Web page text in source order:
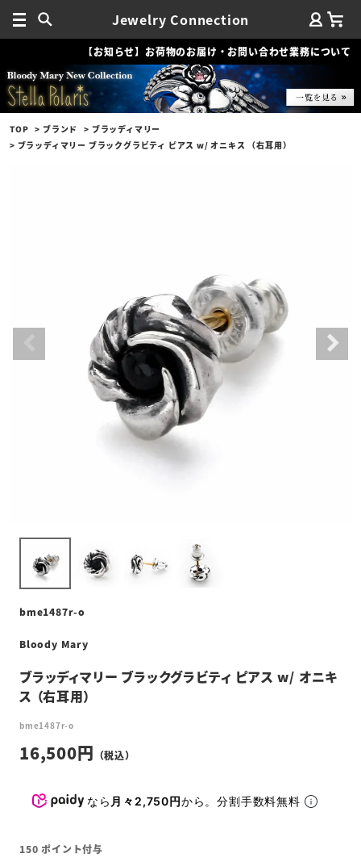
Jewelry Connection
【お知らせ】お荷物のお届け・お問い合わせ業務について
TOP ブランド
ブラッディマリー
ブラッディマリー ブラックグラビティ ピアス w/ オニキス （右耳用）
bme1487r-o
Bloody Mary
ブラッディマリー ブラックグラビティ ピアス w/ オニキ
ス （右耳用）
bme1487r-o
16,500
なら 月々2,750円から。分割手数料無料
150 ポイント付与